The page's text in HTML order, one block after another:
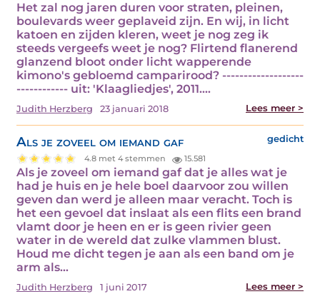
Het zal nog jaren duren voor straten, pleinen,
boulevards weer geplaveid zijn. En wij, in licht
katoen en zijden kleren, weet je nog zeg ik
steeds vergeefs weet je nog? Flirtend flanerend
glanzend bloot onder licht wapperende
kimono's gebloemd camparirood? -------------------
------------ uit: 'Klaagliedjes', 2011.…
Judith Herzberg 23 januari 2018 Lees meer >
Als je zoveel om iemand gaf gedicht
4.8 met 4 stemmen 15.581
Als je zoveel om iemand gaf dat je alles wat je
had je huis en je hele boel daarvoor zou willen
geven dan werd je alleen maar veracht. Toch is
het een gevoel dat inslaat als een flits een brand
vlamt door je heen en er is geen rivier geen
water in de wereld dat zulke vlammen blust.
Houd me dicht tegen je aan als een band om je
arm als…
Judith Herzberg 1 juni 2017 Lees meer >